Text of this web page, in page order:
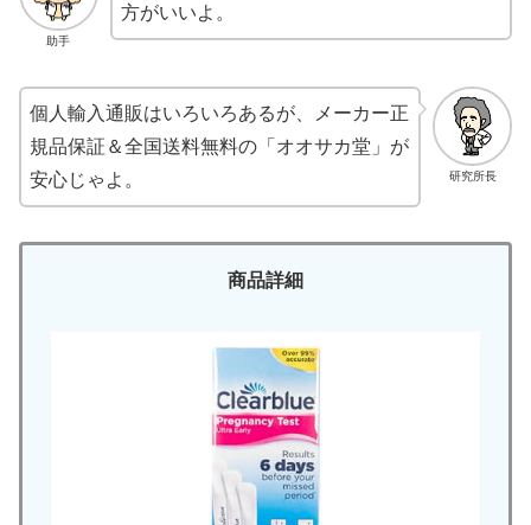
助手
方がいいよ。
研究所長
個人輸入通販はいろいろあるが、メーカー正
規品保証＆全国送料無料の「オオサカ堂」が
安心じゃよ。
商品詳細